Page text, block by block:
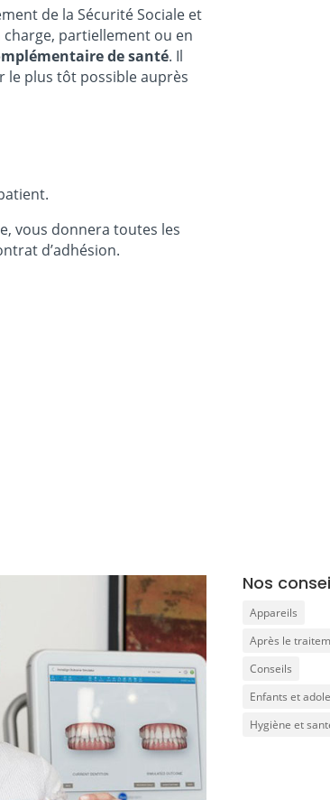
de la Sécurité Sociale et
partiellement ou en
de santé. Il
le plus tôt possible auprès
vous donnera toutes les
d’adhésion.
Nos
Appareils
Après le
Conseils
Enfants et
Hygiène et